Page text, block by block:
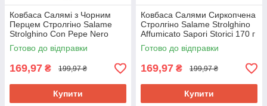
Ковбаса Салямі з Чорним
Перцем Стролгіно Salame
Strolghino Сon Pepe Nero
Sapori Storici 170 г Італія
Готово до відправки
169,97 ₴ 199,97 ₴
Купити
Ковбаса Салями Сиркопчена
Стролгіно Salame Strolghino
Affumicato Sapori Storici 170 г
Італія
Готово до відправки
169,97 ₴ 199,97 ₴
Купити